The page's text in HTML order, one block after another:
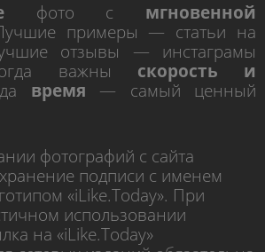
фото с мгновенной
примеры — статьи на
отзывы — инстаграмы
важны скорость и
время — самый ценный
фотографий с сайта
подписи с именем
«iLike.Today». При
использовании
на «iLike.Today»